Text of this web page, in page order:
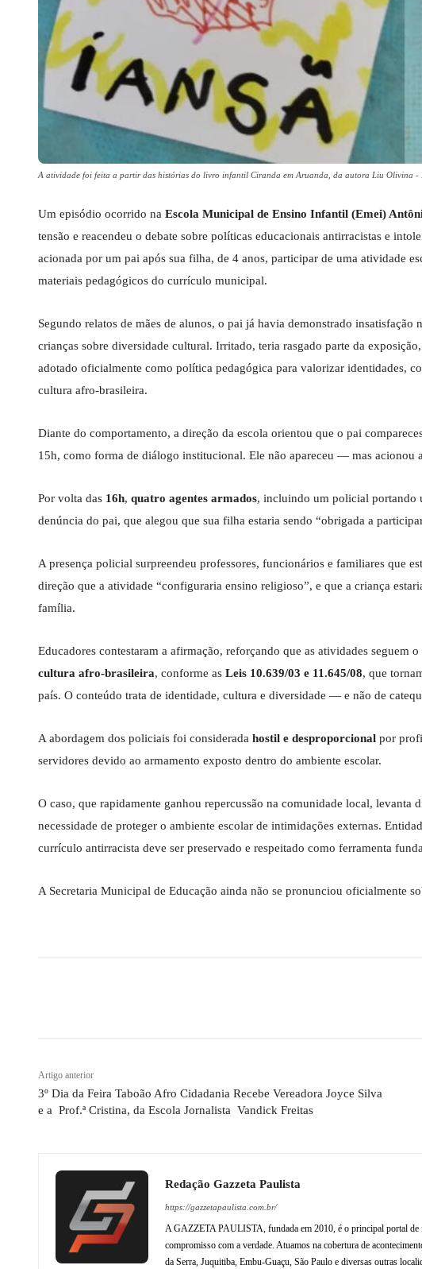
A atividade foi feita a partir das histórias do livro infantil Ciranda em Aruanda, da autora Liu Olivina -
Um episódio ocorrido na Escola Municipal de Ensino Infantil (Emei)
tensão e reacendeu o debate sobre políticas educacionais antirracistas e
acionada por um pai após sua filha, de 4 anos, participar de uma atividade
materiais pedagógicos do currículo municipal.
Segundo relatos de mães de alunos, o pai já havia demonstrado insatisfação
crianças sobre diversidade cultural. Irritado, teria rasgado parte da
adotado oficialmente como política pedagógica para valorizar identidades,
cultura afro-brasileira.
Diante do comportamento, a direção da escola orientou que o pai
15h, como forma de diálogo institucional. Ele não apareceu — mas acionou
Por volta das 16h, quatro agentes armados, incluindo um policial portando
denúncia do pai, que alegou que sua filha estaria sendo “obrigada a
A presença policial surpreendeu professores, funcionários e familiares que
direção que a atividade “configuraria ensino religioso”, e que a criança
família.
Educadores contestaram a afirmação, reforçando que as atividades
cultura afro-brasileira, conforme as Leis 10.639/03 e 11.645/08, que
país. O conteúdo trata de identidade, cultura e diversidade — e não de
A abordagem dos policiais foi considerada hostil e desproporcional por
servidores devido ao armamento exposto dentro do ambiente escolar.
O caso, que rapidamente ganhou repercussão na comunidade local, levanta
necessidade de proteger o ambiente escolar de intimidações externas.
currículo antirracista deve ser preservado e respeitado como ferramenta
A Secretaria Municipal de Educação ainda não se pronunciou oficialmente
Artigo anterior
3º Dia da Feira Taboão Afro Cidadania Recebe Vereadora Joyce Silva
e a Prof.ª Cristina, da Escola Jornalista Vandick Freitas
Redação Gazzeta Paulista
https://gazzetapaulista.com.br/
A GAZZETA PAULISTA, fundada em 2010, é o principal portal de
compromisso com a verdade. Atuamos na cobertura de
da Serra, Juquitiba, Embu-Guaçu, São Paulo e diversas outras